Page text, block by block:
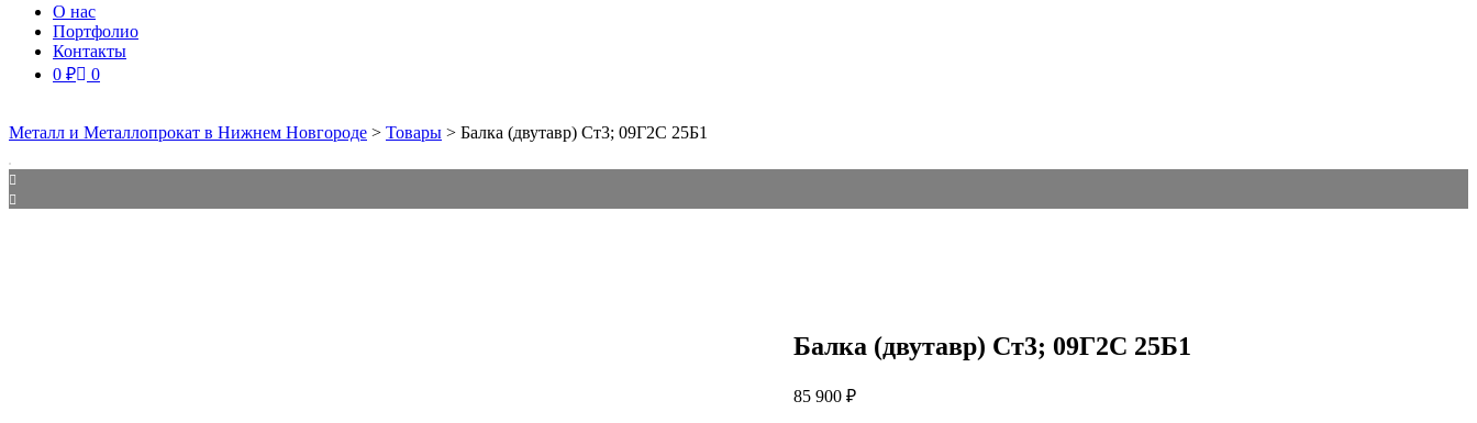
О нас
Портфолио
Контакты
0 ₽ 0
Металл и Металлопрокат в Нижнем Новгороде > Товары > Балка (двутавр) Ст3; 09Г2С 25Б1
Балка (двутавр) Ст3; 09Г2С 25Б1
85 900 ₽